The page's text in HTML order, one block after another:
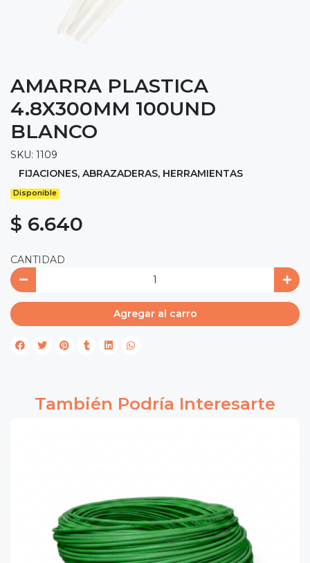
AMARRA PLASTICA
4.8X300MM 100UND
BLANCO
SKU: 1109
FIJACIONES, ABRAZADERAS, HERRAMIENTAS
Disponible
$ 6.640
CANTIDAD
Agregar al carro
También Podría Interesarte